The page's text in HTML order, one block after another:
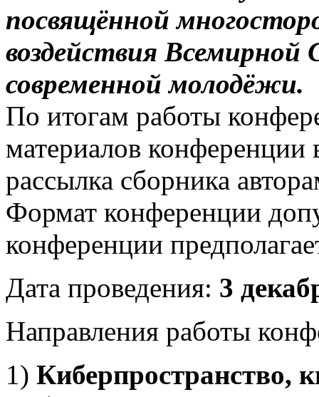
посвящённой
воздействия
современной молодёжи.
По итогам работы
материалов конференции
рассылка сборника
Формат конференции
конференции
Дата проведения: 3
Направления работы
1) Киберпространство,